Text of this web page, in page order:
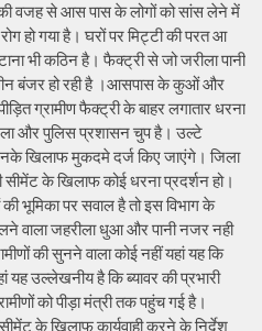
वजह से आस पास के लोगों को सांस लेने में
हो गया है। घरों पर मिट्टी की परत आ
भी कठिन है। फैक्ट्री से जो जरीला पानी
बंजर हो रही है ।आसपास के कुओं और
ग्रामीण फैक्ट्री के बाहर लगातार धरना
और पुलिस प्रशासन चुप है। उल्टे
उनके खिलाफ मुकदमे दर्ज किए जाएंगे। जिला
के खिलाफ कोई धरना प्रदर्शन हो।
भूमिका पर सवाल है तो इस विभाग के
वाला जहरीला धुआ और पानी नजर नही
की सुनने वाला कोई नहीं यहां यह कि
यह उल्लेखनीय है कि ब्यावर की प्रभारी
को पीड़ा मंत्री तक पहुंच गई है।
के खिलाफ कार्यवाही करने के निर्देश